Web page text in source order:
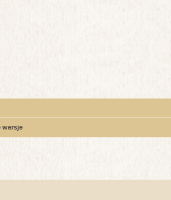
wersje